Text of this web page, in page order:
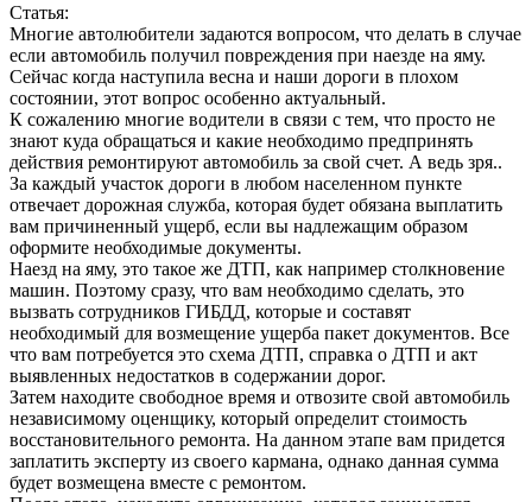
Статья:
Многие автолюбители задаются вопросом, что делать в случае
если автомобиль получил повреждения при наезде на яму.
Сейчас когда наступила весна и наши дороги в плохом
состоянии, этот вопрос особенно актуальный.
К сожалению многие водители в связи с тем, что просто не
знают куда обращаться и какие необходимо предпринять
действия ремонтируют автомобиль за свой счет. А ведь зря..
За каждый участок дороги в любом населенном пункте
отвечает дорожная служба, которая будет обязана выплатить
вам причиненный ущерб, если вы надлежащим образом
оформите необходимые документы.
Наезд на яму, это такое же ДТП, как например столкновение
машин. Поэтому сразу, что вам необходимо сделать, это
вызвать сотрудников ГИБДД, которые и составят
необходимый для возмещение ущерба пакет документов. Все
что вам потребуется это схема ДТП, справка о ДТП и акт
выявленных недостатков в содержании дорог.
Затем находите свободное время и отвозите свой автомобиль
независимому оценщику, который определит стоимость
восстановительного ремонта. На данном этапе вам придется
заплатить эксперту из своего кармана, однако данная сумма
будет возмещена вместе с ремонтом.